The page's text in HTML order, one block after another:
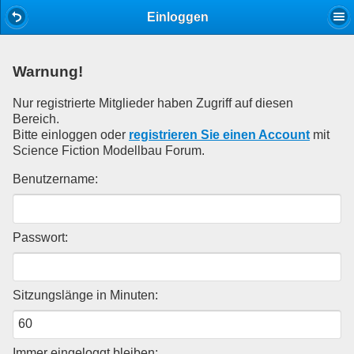
Einloggen
Warnung!
Nur registrierte Mitglieder haben Zugriff auf diesen
Bereich.
Bitte einloggen oder registrieren Sie einen Accountmit
Science Fiction Modellbau Forum.
Benutzername:
Passwort:
Sitzungslänge in Minuten: